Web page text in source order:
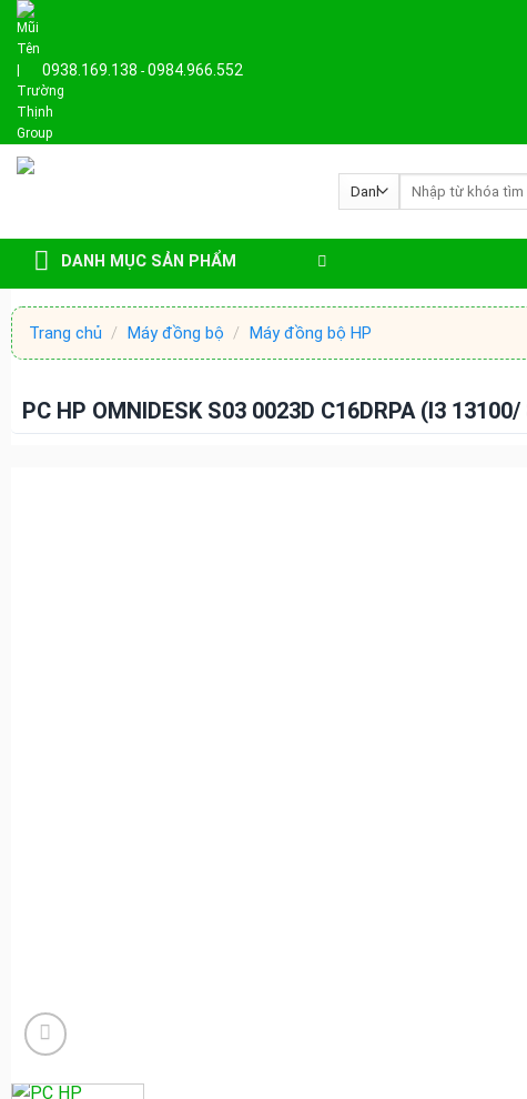
Skip
content0938.169.138 - 0984.966.552
Tìm
kiếm:
DANH MỤC SẢN PHẨM
Trang chủ / Máy đồng bộ / Máy đồng bộ HP
PC HP OMNIDESK S03 0023D C16DRPA (I3